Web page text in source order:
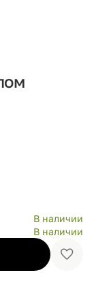
В наличии
В наличии